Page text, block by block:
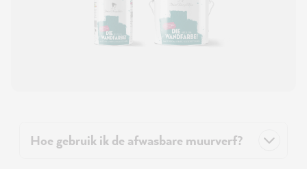
Hoe gebruik ik de afwasbare muurverf?